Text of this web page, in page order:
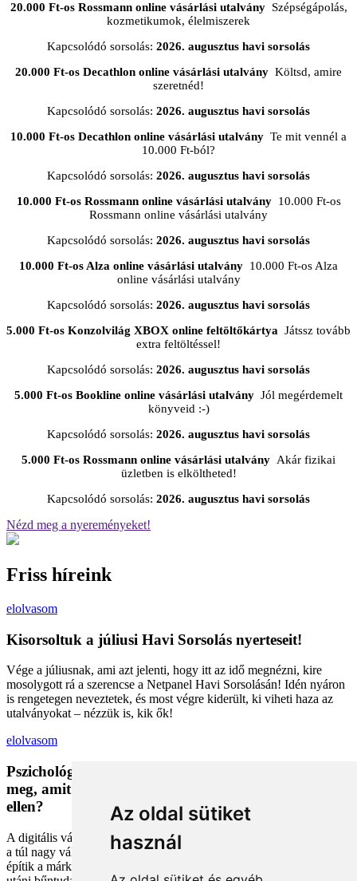
Az oldal sütiket
használ
20.000 Ft-os Rossmann online vásárlási utalványSzépségápolás,
kozmetikumok, élelmiszerek
Kapcsolódó sorsolás: 2026. augusztus havi sorsolás
20.000 Ft-os Decathlon online vásárlási utalvány Költsd, amire
szeretnéd!
Kapcsolódó sorsolás: 2026. augusztus havi sorsolás
10.000 Ft-os Decathlon online vásárlási utalvány Te mit vennél a
10.000 Ft-ból?
Kapcsolódó sorsolás: 2026. augusztus havi sorsolás
10.000 Ft-os Rossmann online vásárlási utalvány10.000 Ft-os
Rossmann online vásárlási utalvány
Kapcsolódó sorsolás: 2026. augusztus havi sorsolás
10.000 Ft-os Alza online vásárlási utalvány 10.000 Ft-os Alza
online vásárlási utalvány
Kapcsolódó sorsolás: 2026. augusztus havi sorsolás
5.000 Ft-os Konzolvilág XBOX online feltöltőkártya Játssz tovább
extra feltöltéssel!
Kapcsolódó sorsolás: 2026. augusztus havi sorsolás
5.000 Ft-os Bookline online vásárlási utalvány Jól megérdemelt
könyveid :-)
Kapcsolódó sorsolás: 2026. augusztus havi sorsolás
5.000 Ft-os Rossmann online vásárlási utalvány Akár fizikai
üzletben is elköltheted!
Kapcsolódó sorsolás: 2026. augusztus havi sorsolás
Nézd meg a nyereményeket!
Friss híreink
elolvasom
Kisorsoltuk a júliusi Havi Sorsolás nyerteseit!
Vége a júliusnak, ami azt jelenti, hogy itt az idő megnézni, kire
mosolygott rá a szerencse a Netpanel Havi Sorsolásán! Idén nyáron
is rengetegen neveztetek, és most végre kiderült, ki viheti haza az
utalványokat – nézzük is, kik ők!
elolvasom
Pszichológiai trükkök a kosárban: Miért vesszük
meg, amit megveszünk, és mit tehetünk a bűntudat
ellen?
A digitális vásárlás kényelmes, de tele van pszichológiai csapdákkal
a túl nagy választéktól a hosszas böngészésig. Megmutatjuk, hogyan
építik a márkák a bizalmadat online, és miként kerüld el a vásárlás